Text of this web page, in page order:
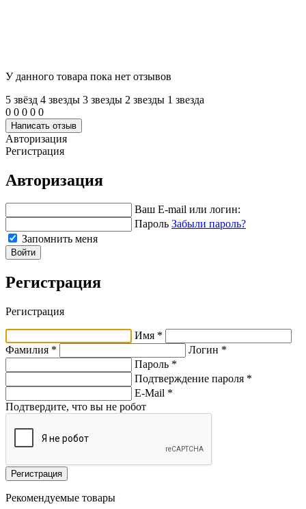
У данного товара пока нет отзывов
5 звёзд 4 звeзды 3 звeзды 2 звeзды 1 звeзда
0 0 0 0 0
Написать отзыв
Авторизация
Регистрация
Авторизация
Ваш E-mail или логин:
Пароль Забыли пароль?
Запомнить меня
Войти
Регистрация
Регистрация
Имя *
Фамилия *
Логин *
Пароль *
Подтверждение пароля *
E-Mail *
Подтвердите, что вы не робот
Регистрация
Рекомендуемые товары